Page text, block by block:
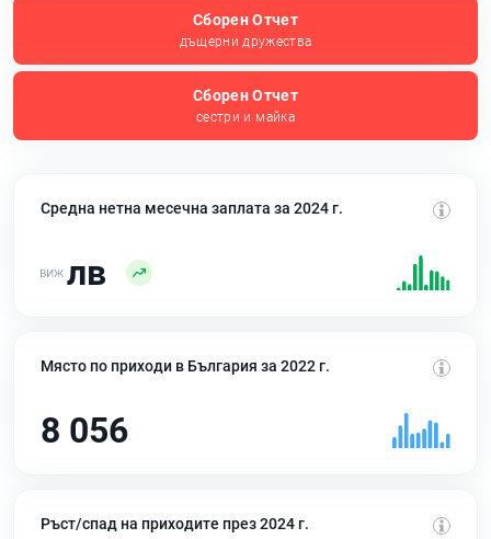
Сборен Отчет
дъщерни дружества
Сборен Отчет
сестри и майка
Средна нетна месечна заплата за 2024 г.
лв
Място по приходи в България за 2022 г.
8 056
Ръст/спад на приходите през 2024 г.